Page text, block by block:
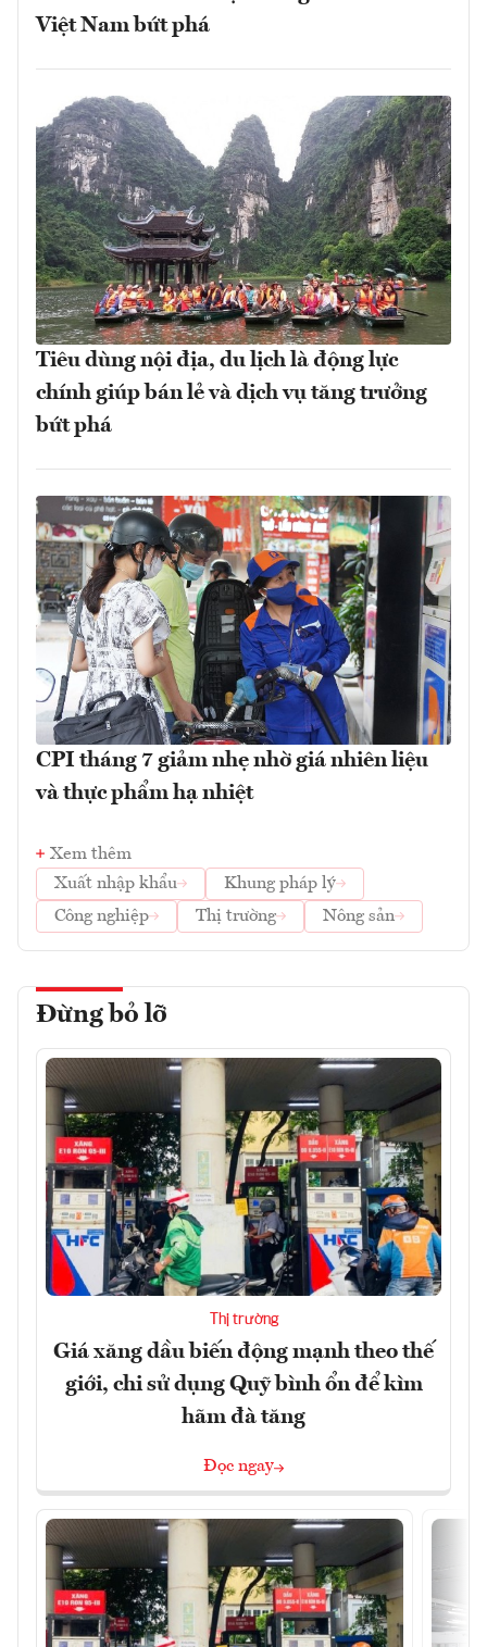
Việt Nam bứt phá
Tiêu dùng nội địa, du lịch là động lực
chính giúp bán lẻ và dịch vụ tăng trưởng
bứt phá
CPI tháng 7 giảm nhẹ nhờ giá nhiên liệu
và thực phẩm hạ nhiệt
Xem thêm
Xuất nhập khẩu
Khung pháp lý
Công nghiệp
Thị trường Nông sản
Đừng bỏ lỡ
Thị trường
Giá xăng dầu biến động mạnh theo thế
giới, chi sử dụng Quỹ bình ổn để kìm
hãm đà tăng
Đọc ngay